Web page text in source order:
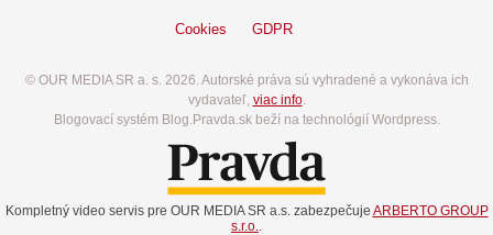
Cookies GDPR
© OUR MEDIA SR a. s. 2026. Autorské práva sú vyhradené a vykonáva ich
vydavateľ, viac info.
Blogovací systém Blog.Pravda.sk beží na technológií Wordpress.
Kompletný video servis pre OUR MEDIA SR a.s. zabezpečuje ARBERTO GROUP
s.r.o.